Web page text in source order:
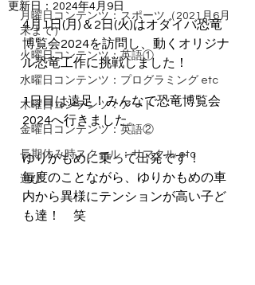
月曜日コンテンツ：スポーツ（2021月6月
末まで）
火曜日コンテンツ：英語①
水曜日コンテンツ：プログラミング etc
木曜日コンテンツ：アート
金曜日コンテンツ：英語②
長期休み時スクール：サマクル etc
遊び
更新日： 2024年4月9日
4月1日(月)＆2日(火)はオダイバ恐竜
博覧会2024を訪問し、動くオリジナ
ル恐竜工作に挑戦しました！
1日目は遠足！みんなで恐竜博覧会
2024へ行きました。
ゆりかもめに乗って出発です！
毎度のことながら、ゆりかもめの車
内から異様にテンションが高い子ど
も達！　笑